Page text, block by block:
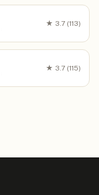
★ 3.7 (113)
★ 3.7 (115)